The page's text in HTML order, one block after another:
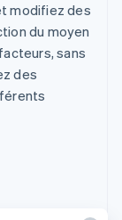
modifiez des
du moyen
sans
des